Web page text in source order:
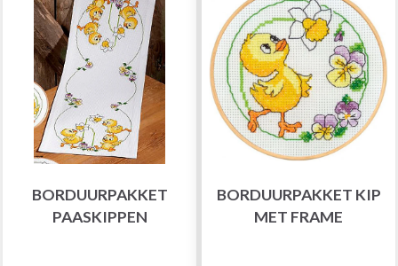
BORDUURPAKKET
PAASKIPPEN
BORDUURPAKKET KIP
MET FRAME